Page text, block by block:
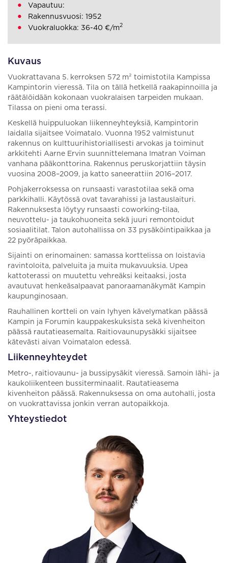
Kuvaus
Vuokrattavana 5. kerroksen 572 m² toimistotila Kampissa
Kampintorin vieressä. Tila on tällä hetkellä raakapinnoilla ja
räätälöidään kokonaan vuokralaisen tarpeiden mukaan.
Tilassa on pieni oma terassi.
Keskellä huippuluokan liikenneyhteyksiä, Kampintorin
laidalla sijaitsee Voimatalo. Vuonna 1952 valmistunut
rakennus on kulttuurihistoriallisesti arvokas ja toiminut
arkkitehti Aarne Ervin suunnittelemana Imatran Voiman
vanhana pääkonttorina. Rakennus peruskorjattiin täysin
vuosina 2008–2009, ja katto saneerattiin 2016–2017.
Pohjakerroksessa on runsaasti varastotilaa sekä oma
parkkihalli. Käytössä ovat tavarahissi ja lastauslaituri.
Rakennuksesta löytyy runsaasti coworking-tilaa,
neuvottelu- ja taukohuoneita sekä juuri remontoidut
sosiaalitilat. Talon autohallissa on 33 pysäköintipaikkaa ja
22 pyöräpaikkaa.
Sijainti on erinomainen: samassa korttelissa on loistavia
ravintoloita, palveluita ja muita mukavuuksia. Upea
kattoterassi on muutettu vehreäksi keitaaksi, josta
avautuvat henkeäsalpaavat panoraamanäkymät Kampin
kaupunginosaan.
Rauhallinen kortteli on vain lyhyen kävelymatkan päässä
Kampin ja Forumin kauppakeskuksista sekä kivenheiton
päässä rautatieasemalta. Raitiovaunupysäkki sijaitsee
kätevästi aivan Voimatalon edessä.
Liikenneyhteydet
Metro-, raitiovaunu- ja bussipysäkit vieressä. Samoin lähi- ja
kaukoliikenteen bussiterminaalit. Rautatieasema
kivenheiton päässä. Rakennuksessa on oma autohalli, josta
on vuokrattavissa jonkin verran autopaikkoja.
Yhteystiedot
Vapautuu:
Rakennusvuosi: 1952
Vuokraluokka: 36-40 €/m2